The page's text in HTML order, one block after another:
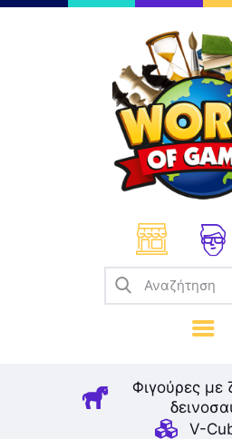
Φιγούρες με
V-
Επιτραπέζια
Παζλ
Παιχνίδια
Σπαζοκεφαλιές
Κατασκευές
Καλλιτεχνικά
Μοντελισμός
Βιβλία
Παιχνίδια Ρόλων